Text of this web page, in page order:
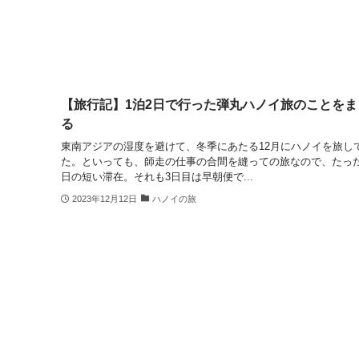
【旅行記】1泊2日で行った弾丸ハノイ旅のことを
る
東南アジアの湿度を避けて、冬季にあたる12月にハノイを旅し
た。といっても、師走の仕事の合間を縫っての旅なので、たっ
日の短い滞在。それも3日目は早朝便で...
2023年12月12日 ハノイの旅